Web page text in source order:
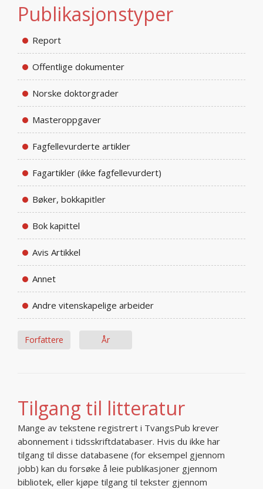
Publikasjonstyper
Report
Offentlige dokumenter
Norske doktorgrader
Masteroppgaver
Fagfellevurderte artikler
Fagartikler (ikke fagfellevurdert)
Bøker, bokkapitler
Bok kapittel
Avis Artikkel
Annet
Andre vitenskapelige arbeider
Forfattere År
Tilgang til litteratur
Mange av tekstene registrert i TvangsPub krever
abonnement i tidsskriftdatabaser. Hvis du ikke har
tilgang til disse databasene (for eksempel gjennom
jobb) kan du forsøke å leie publikasjoner gjennom
bibliotek, eller kjøpe tilgang til tekster gjennom